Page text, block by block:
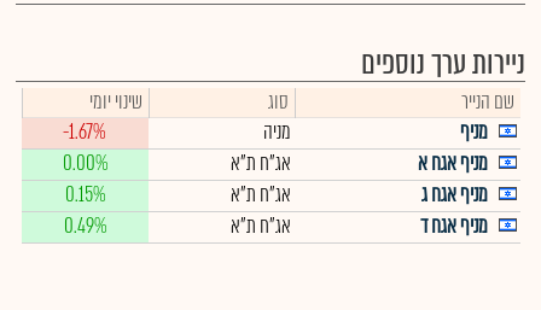
ניירות ערך נוספים
שם הנייר סוג
שינוי יומי
מניף
מניה
-1.67%
מניף אגח א
אג"ח ת"א
0.00%
מניף אגח ג
אג"ח ת"א
0.15%
מניף אגח ד
אג"ח ת"א 0.49%